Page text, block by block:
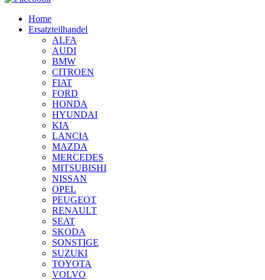
Home
Ersatzteilhandel
ALFA
AUDI
BMW
CITROEN
FIAT
FORD
HONDA
HYUNDAI
KIA
LANCIA
MAZDA
MERCEDES
MITSUBISHI
NISSAN
OPEL
PEUGEOT
RENAULT
SEAT
SKODA
SONSTIGE
SUZUKI
TOYOTA
VOLVO